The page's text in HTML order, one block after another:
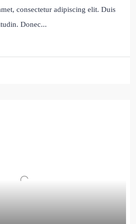
consectetur adipiscing elit. Duis
Donec...